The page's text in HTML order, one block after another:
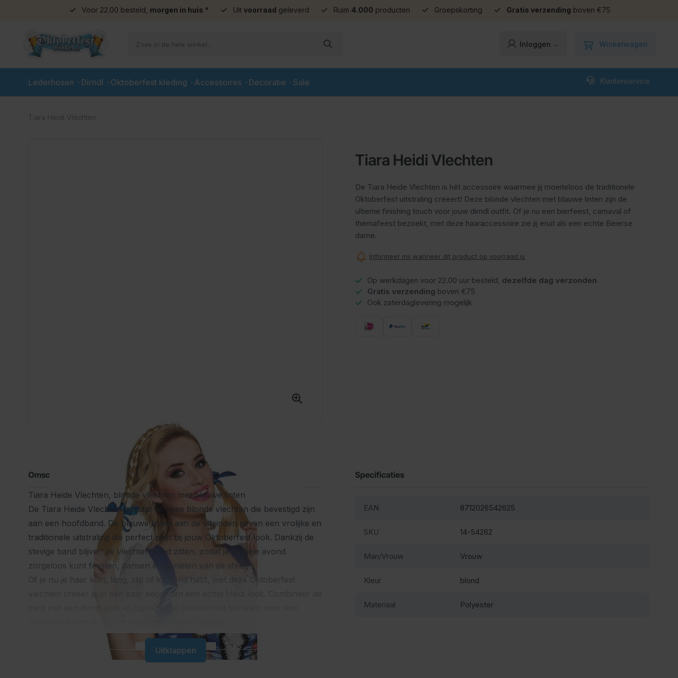
Voor 22.00 besteld, morgen in huis * Uit voorraad geleverd Ruim 4.000 producten Groepskorting Gratis verzending boven €75
Inloggen Winkelwagen
Lederhosen Dirndl Oktoberfest kleding Accessoires Decoratie Sale Klantenservice
Tiara Heidi Vlechten
Tiara Heidi Vlechten
De Tiara Heide Vlechten is hét accessoire waarmee jij moeiteloos de traditionele
Oktoberfest uitstraling creëert! Deze blonde vlechten met blauwe linten zijn de
ultieme finishing touch voor jouw dirndl outfit. Of je nu een bierfeest, carnaval of
themafeest bezoekt, met deze haaraccessoire zie jij eruit als een echte Beierse
dame.
Informeer mij wanneer dit product op voorraad is
Op werkdagen voor 22.00 uur besteld, dezelfde dag verzonden
Gratis verzending boven €75
Ook zaterdaglevering mogelijk
Omschrijving
Tiara Heide Vlechten, blonde vlechten met blauwe linten
De Tiara Heide Vlechten bestaat uit twee blonde vlechten die bevestigd zijn
aan een hoofdband. De blauwe linten aan de uiteinden geven een vrolijke en
traditionele uitstraling die perfect past bij jouw Oktoberfest look. Dankzij de
stevige band blijven de vlechten goed zitten, zodat je de hele avond
zorgeloos kunt feesten, dansen en genieten van de sfeer.
Of je nu je haar kort, lang, stijl of krullend hebt, met deze Oktoberfest
De Tiara Heide Vlechten is ideaal voor dames die snel en eenvoudig een
feestelijke look willen creëren. Comfortabel, herbruikbaar en
Uitklappen
Specificaties
EAN 8712026542625
SKU 14-54262
Man/Vrouw Vrouw
Kleur blond
Materiaal Polyester